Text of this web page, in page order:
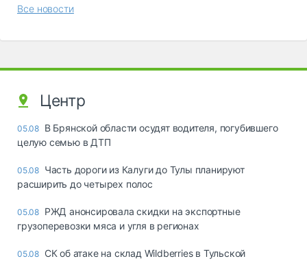
Все новости
Центр
05.08 В Брянской области осудят водителя, погубившего
целую семью в ДТП
05.08 Часть дороги из Калуги до Тулы планируют
расширить до четырех полос
05.08 РЖД анонсировала скидки на экспортные
грузоперевозки мяса и угля в регионах
05.08 СК об атаке на склад Wildberries в Тульской